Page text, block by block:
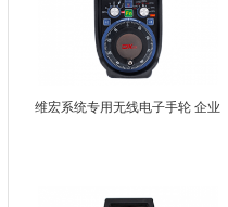
维宏系统专用无线电子手轮 企业